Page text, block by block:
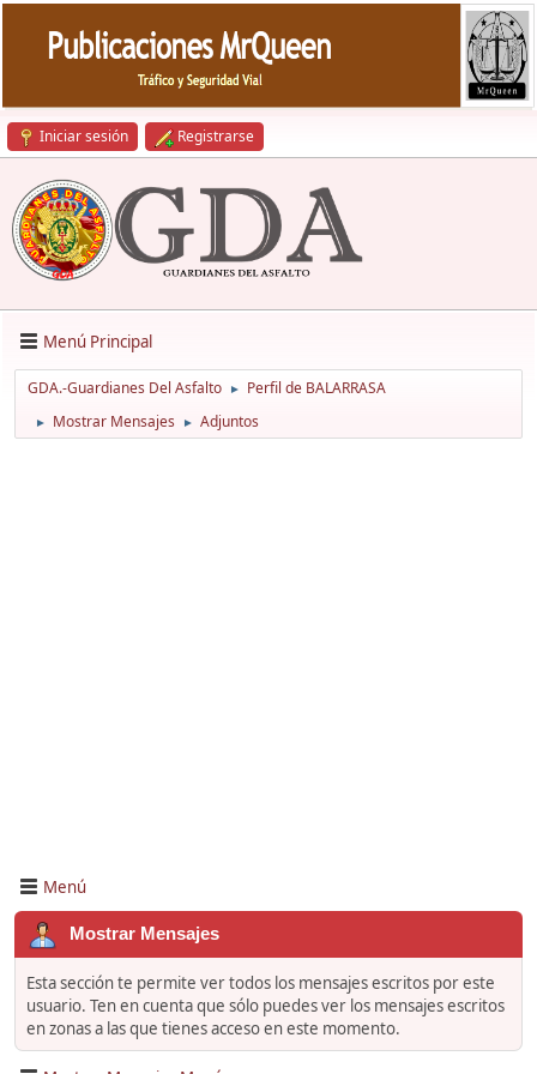
Iniciar sesión Registrarse
Menú Principal
GDA.-Guardianes Del Asfalto ► Perfil de BALARRASA
► Mostrar Mensajes ► Adjuntos
Menú
Mostrar Mensajes
Esta sección te permite ver todos los mensajes escritos por este
usuario. Ten en cuenta que sólo puedes ver los mensajes escritos
en zonas a las que tienes acceso en este momento.